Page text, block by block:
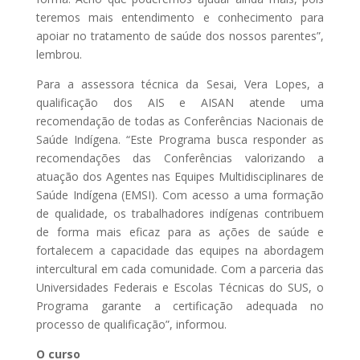
teremos mais entendimento e conhecimento para
apoiar no tratamento de saúde dos nossos parentes”,
lembrou.
Para a assessora técnica da Sesai, Vera Lopes, a
qualificação dos AIS e AISAN atende uma
recomendação de todas as Conferências Nacionais de
Saúde Indígena. “Este Programa busca responder as
recomendações das Conferências valorizando a
atuação dos Agentes nas Equipes Multidisciplinares de
Saúde Indígena (EMSI). Com acesso a uma formação
de qualidade, os trabalhadores indígenas contribuem
de forma mais eficaz para as ações de saúde e
fortalecem a capacidade das equipes na abordagem
intercultural em cada comunidade. Com a parceria das
Universidades Federais e Escolas Técnicas do SUS, o
Programa garante a certificação adequada no
processo de qualificação”, informou.
O curso